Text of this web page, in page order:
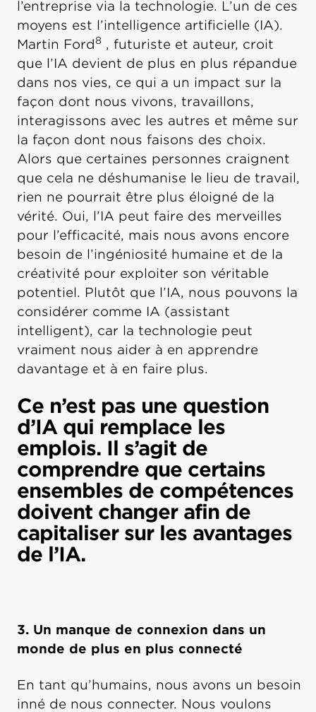
l’entreprise via la technologie. L’un de ces
moyens est l’intelligence artificielle (IA).
Martin Ford8 , futuriste et auteur, croit
que l’IA devient de plus en plus répandue
dans nos vies, ce qui a un impact sur la
façon dont nous vivons, travaillons,
interagissons avec les autres et même sur
la façon dont nous faisons des choix.
Alors que certaines personnes craignent
que cela ne déshumanise le lieu de travail,
rien ne pourrait être plus éloigné de la
vérité. Oui, l’IA peut faire des merveilles
pour l’efficacité, mais nous avons encore
besoin de l’ingéniosité humaine et de la
créativité pour exploiter son véritable
potentiel. Plutôt que l’IA, nous pouvons la
considérer comme IA (assistant
intelligent), car la technologie peut
vraiment nous aider à en apprendre
davantage et à en faire plus.
Ce n’est pas une question
d’IA qui remplace les
emplois. Il s’agit de
comprendre que certains
ensembles de compétences
doivent changer afin de
capitaliser sur les avantages
de l’IA.
3. Un manque de connexion dans un
monde de plus en plus connecté
En tant qu’humains, nous avons un besoin
inné de nous connecter. Nous voulons